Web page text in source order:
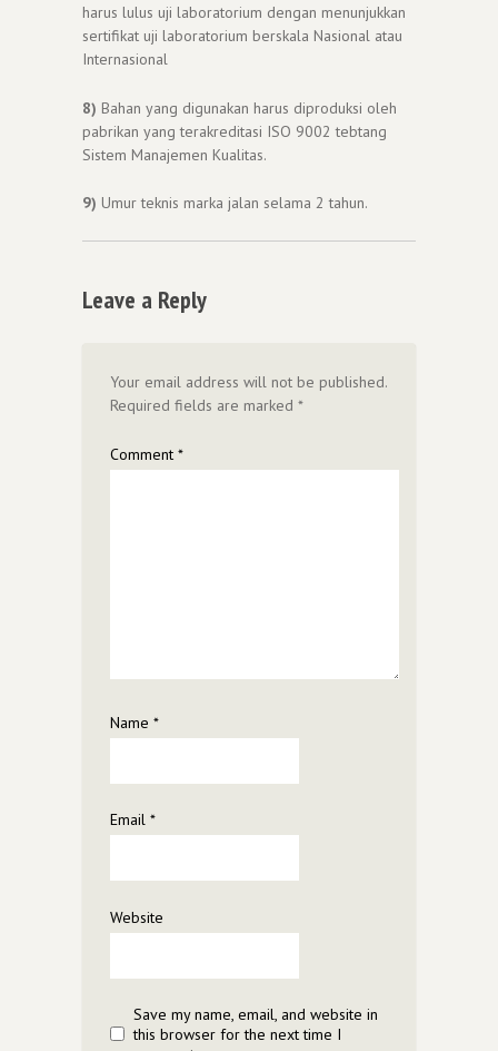
harus lulus uji laboratorium dengan menunjukkan
sertifikat uji laboratorium berskala Nasional atau
Internasional
8) Bahan yang digunakan harus diproduksi oleh
pabrikan yang terakreditasi ISO 9002 tebtang
Sistem Manajemen Kualitas.
9) Umur teknis marka jalan selama 2 tahun.
Leave a Reply
Your email address will not be published.
Required fields are marked *
Comment *
Name *
Email *
Website
Save my name, email, and website in
this browser for the next time I